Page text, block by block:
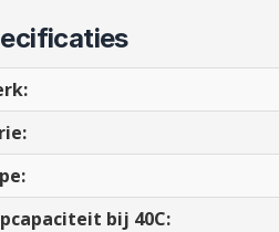
bij 40C: